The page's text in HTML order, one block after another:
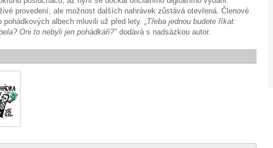
provedení, ale možnost dalších nahrávek zůstává otevřená. Členové
pohádkových albech mluvili už před lety. „Třeba jednou budete říkat:
Oni to nebyli jen pohádkáři?" dodává s nadsázkou autor.